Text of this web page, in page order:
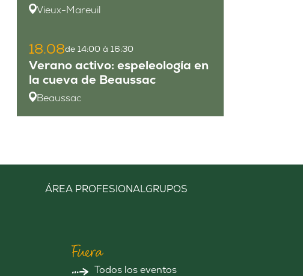
Vieux-Mareuil
18.08de 14:00 à 16:30
Verano activo: espeleología en
la cueva de Beaussac
Beaussac
ÁREA PROFESIONALGRUPOS
Fuera
Todos los eventos